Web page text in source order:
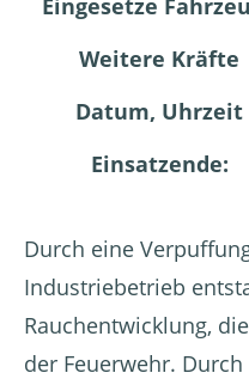
Weitere Kräfte
Datum, Uhrzeit
Einsatzende:
Durch eine
Industriebetrieb
Rauchentwicklung,
der Feuerwehr.